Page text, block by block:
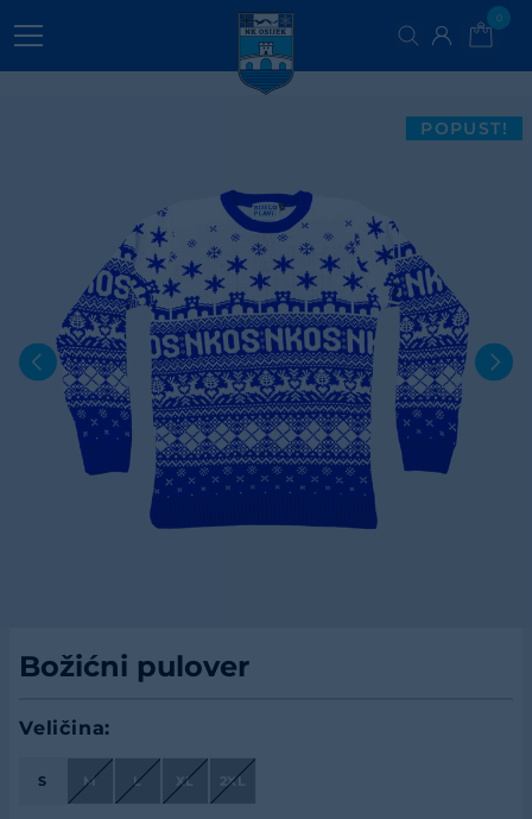
0
VODIČ ZA ODABIR VELIČINA
POPUST!
Božićni pulover
Veličina:
S M L XL 2XL